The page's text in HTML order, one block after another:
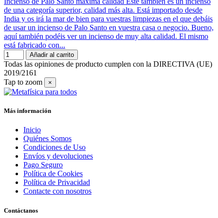
de una categoría superior, calidad más alta. Está importado desde
India y os irá la mar de bien para vuestras limpiezas en el que debáis
de usar un incienso de Palo Santo en vuestra casa o negocio. Bueno,
aquí también podéis ver un incienso de muy alta calidad. El mismo
está fabricado con...
Añadir al carrito
Todas las opiniones de producto cumplen con la DIRECTIVA (UE)
2019/2161
Tap to zoom
×
Más información
Inicio
Quiénes Somos
Condiciones de Uso
Envíos y devoluciones
Pago Seguro
Política de Cookies
Política de Privacidad
Contacte con nosotros
Contáctanos